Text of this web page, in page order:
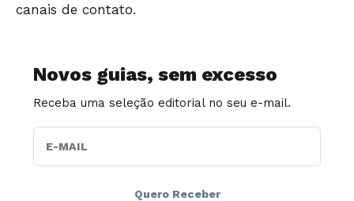
canais de contato.
Novos guias, sem excesso
Receba uma seleção editorial no seu e-mail.